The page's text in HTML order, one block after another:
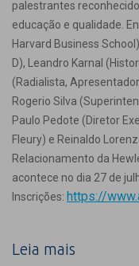
palestrantes
educação e qualidade.
Harvard Business
D), Leandro Karnal
(Radialista,
Rogerio Silva
Paulo Pedote (Diretor
Fleury) e Reinaldo
Relacionamento da
acontece no dia 27 de
Inscrições: https://
Leia mais